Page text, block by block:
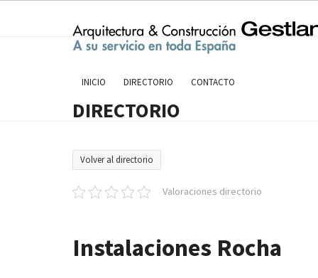
INICIO DIRECTORIO CONTACTO
DIRECTORIO
Volver al directorio
Valoraciones directorio
Instalaciones Rocha